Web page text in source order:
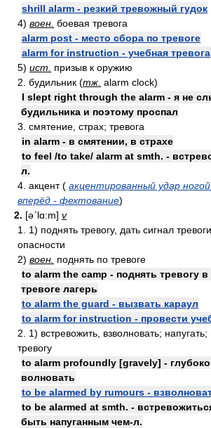
shrill alarm - резкий тревожный гудок
4) воен. боевая тревога
alarm post - место сбора по тревоге
alarm for instruction - учебная тревога
5) ист.
призыв к оружию
2. будильник (тж. alarm clock)
I slept right through the alarm - я не
будильника и поэтому проспал
3. смятение, страх; тревога
in alarm - в смятении, в страхе
to feel /to take/ alarm at smth. -
л.
4. акцент ( акцентированный удар
вперёд - фехтование)
2. [əʹlɑ:m] v
1. 1) поднять тревогу, дать сигнал
опасности
2) воен. поднять по тревоге
to alarm the camp - поднять тревогу
тревоге лагерь
to alarm the guard - вызвать караул
to alarm for instruction - провести
2. 1) встревожить, взволновать;
тревогу
to alarm profoundly [gravely] -
волновать
to be alarmed by rumours -
to be alarmed at smth. -
быть напуганным чем-л.